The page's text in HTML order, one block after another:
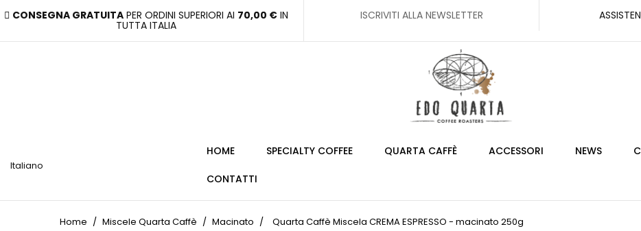
CONSEGNA GRATUITA PER ORDINI SUPERIORI AI 70,00 € IN
TUTTA ITALIA
ISCRIVITI ALLA NEWSLETTER
Italiano
HOME SPECIALTY COFFEE QUARTA CAFFÈ ACCESSORI NEWS
CONTATTI
Home Miscele Quarta Caffè Macinato Quarta Caffè Miscela CREMA ESPRESSO - macinato 250g